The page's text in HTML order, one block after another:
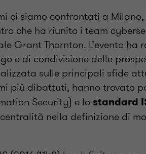
ci siamo confrontati a
che ha riunito i team
Grant Thornton. L’evento
e di condivisione delle
sulle principali sfide
più dibattuti, hanno trovato
Security) e lo standard
nella definizione di